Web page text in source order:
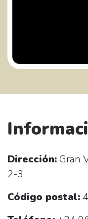
Dirección:Gran
2-3
Código postal: